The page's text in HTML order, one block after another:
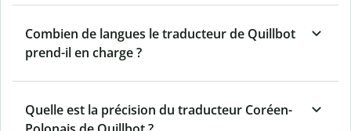
Combien de langues le traducteur de Quillbot
prend-il en charge ?
Quelle est la précision du traducteur Coréen-